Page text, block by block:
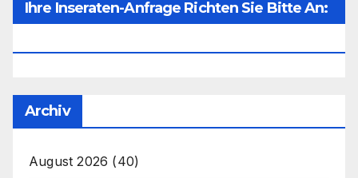
Ihre Inseraten-Anfrage Richten Sie Bitte An:
Archiv
August 2026 (40)